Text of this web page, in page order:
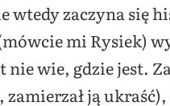
wtedy zaczyna się
mi Rysiek)
wie, gdzie jest.
ją